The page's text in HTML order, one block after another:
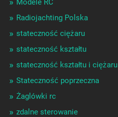
Radiojachting Polska
stateczność ciężaru
stateczność kształtu
stateczność kształtu i ciężaru
Stateczność poprzeczna
Żaglówki rc
zdalne sterowanie